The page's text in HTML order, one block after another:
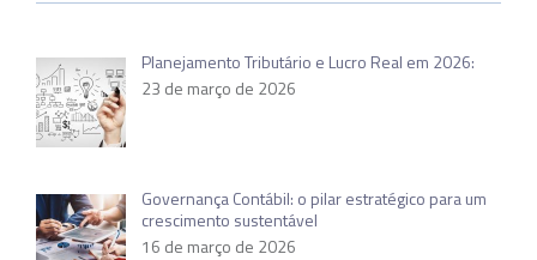
Planejamento Tributário e Lucro Real em 2026:
23 de março de 2026
Governança Contábil: o pilar estratégico para um
crescimento sustentável
16 de março de 2026